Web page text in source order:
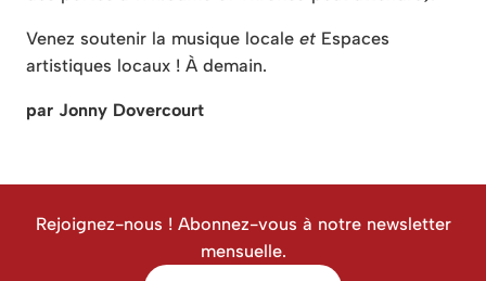
Venez soutenir la musique locale et Espaces
artistiques locaux ! À demain.
par Jonny Dovercourt
Rejoignez-nous ! Abonnez-vous à notre newsletter
mensuelle.